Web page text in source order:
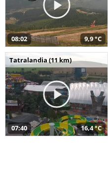
08:02 9,9 °C
Tatralandia (11 km)
07:40 16,4 °C